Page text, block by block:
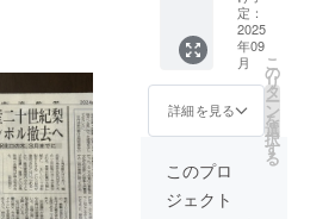
産）、
糖類
（果
糖、砂
レモン
果汁、
釈倍
率：３
倍〜４
がある
ため、
新甘
泉に変
更させ
て頂く
ます。
援頂い
世紀梨
の圃場
掲示板
に掲示
（掲
示可能
二十世
紀梨と
新甘泉
梨シ
ロップ
『特
級 新
甘泉』
（370m
l）２本
＊リ
ターン
品内容
・お礼
定：
2025
年09
月
詳細を見る
こ
の
リ
タ
ー
ン
を
選
択
す
る
このプロ
ジェクト